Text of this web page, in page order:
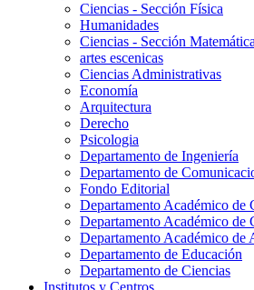
Ciencias - Sección Física
Humanidades
Ciencias - Sección
artes escenicas
Ciencias Administrativas
Economía
Arquitectura
Derecho
Psicologia
Departamento de Ingeniería
Departamento de
Fondo Editorial
Departamento Académico de
Departamento Académico de
Departamento Académico de
Departamento de Educación
Departamento de Ciencias
Institutos y Centros